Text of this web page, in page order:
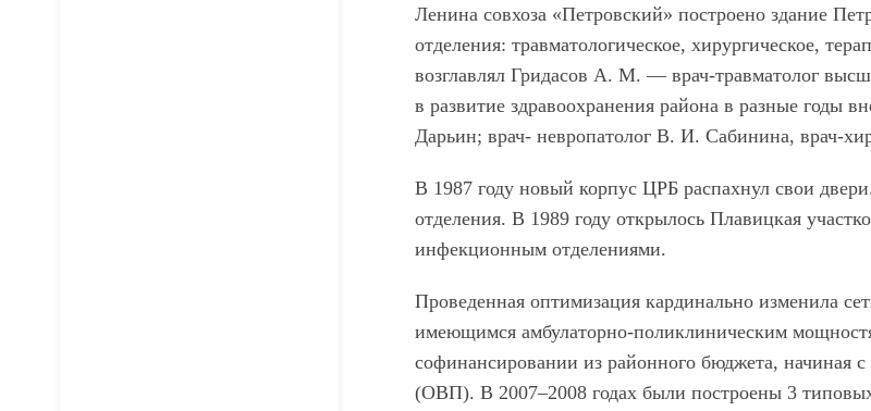
Ленина совхоза «Петровский» построено здание
отделения: травматологическое, хирургическое,
возглавлял Гридасов А. М. — врач-травматолог
в развитие здравоохранения района в разные
Дарьин; врач- невропатолог В. И. Сабинина, врач-
В 1987 году новый корпус ЦРБ распахнул свои
отделения. В 1989 году открылось Плавицкая
инфекционным отделениями.
Проведенная оптимизация кардинально изменила
имеющимся амбулаторно-поликлиническим
софинансировании из районного бюджета, начиная
(ОВП). В 2007–2008 годах были построены 3